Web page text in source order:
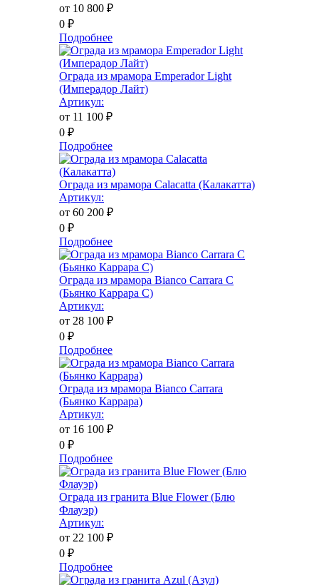
от 10 800 ₽
0 ₽
Подробнее
Ограда из мрамора Emperador Light
(Имперадор Лайт)
Артикул:
от 11 100 ₽
0 ₽
Подробнее
Ограда из мрамора Calacatta (Калакатта)
Артикул:
от 60 200 ₽
0 ₽
Подробнее
Ограда из мрамора Bianco Carrara C
(Бьянко Каррара С)
Артикул:
от 28 100 ₽
0 ₽
Подробнее
Ограда из мрамора Bianco Carrara
(Бьянко Каррара)
Артикул:
от 16 100 ₽
0 ₽
Подробнее
Ограда из гранита Blue Flower (Блю
Флауэр)
Артикул:
от 22 100 ₽
0 ₽
Подробнее